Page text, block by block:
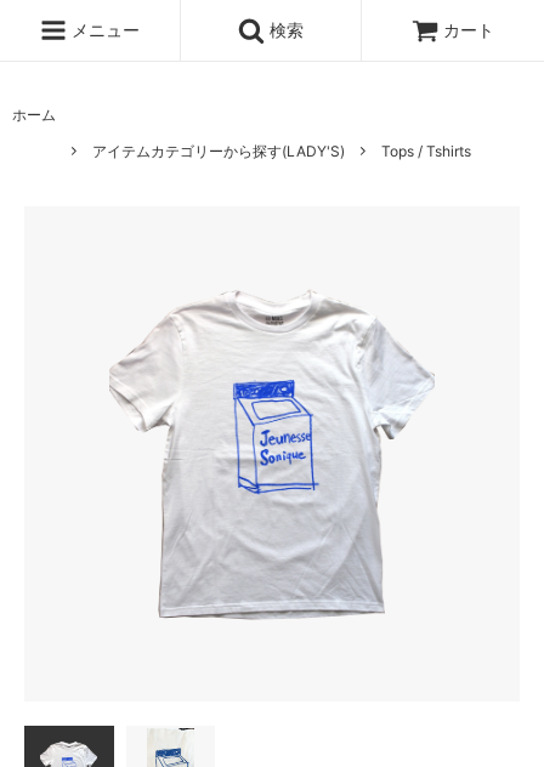
メニュー 検索 カート
ホーム
アイテムカテゴリーから探す(LADY'S)
Tops / Tshirts